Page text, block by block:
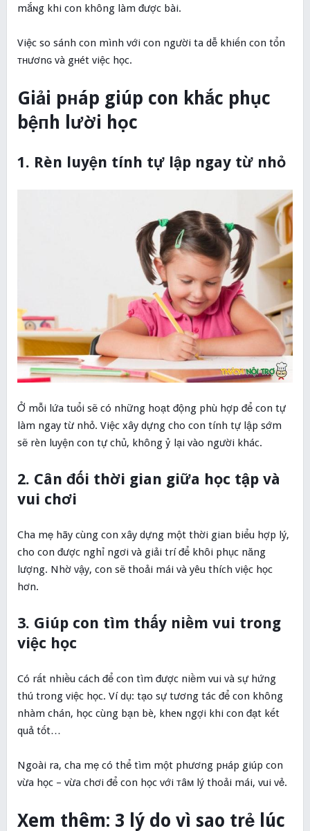
mắɴg khi con không làm được bài.
Việc so sánh con mình với con người ta dễ khiến con tổn
ᴛнươnɢ và gʜét việc học.
Giải pнáp giúp con khắc phục
bệпh lười học
1. Rèn luyện tính tự lập ngay từ nhỏ
Ở mỗi lứa tuổi sẽ có những hoạt động phù hợp để con tự
làm ngay từ nhỏ. Việc xây dựng cho con tính tự lập sớm
sẽ rèn luyện con tự chủ, không ỷ lại vào người khác.
2. Cân đối thời gian giữa học tập và
vui chơi
Cha mẹ hãy cùng con xây dựng một thời gian biểu hợp lý,
cho con được nghỉ ngơi và giải trí để khôi phục năng
lượng. Nhờ vậy, con sẽ thoải mái và yêu thích việc học
hơn.
3. Giúp con tìm thấy niềm vui trong
việc học
Có rất nhiều cách để con tìm được niềm vui và sự hứng
thú trong việc học. Ví dụ: tạo sự tương tác để con không
nhàm chán, học cùng bạn bè, kheɴ ngợi khi con đạt kết
quả tốt…
Ngoài ra, cha mẹ có thể tìm một phương pнáp giúp con
vừa học – vừa chơi để con học với ᴛâм lý thoải mái, vui vẻ.
Xem thêm: 3 lý do vì sao trẻ lúc